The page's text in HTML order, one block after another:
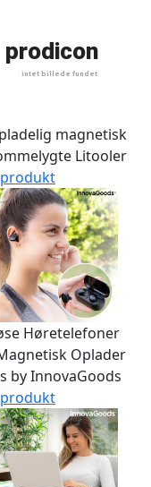
magnetisk
Litooler
Høretelefoner
Oplader
by InnovaGoods